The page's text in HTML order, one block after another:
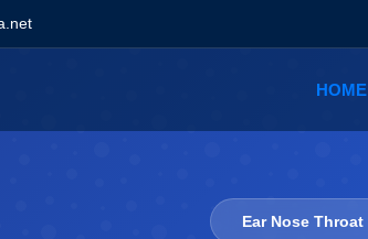
HOME
Ear Nose